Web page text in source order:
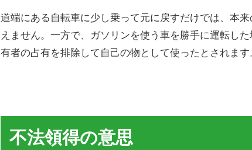
道端にある自転車に少し乗って元に戻すだけでは、本
えません。一方で、ガソリンを使う車を勝手に運転し
有者の占有を排除して自己の物として使ったとされます。
不法領得の意思